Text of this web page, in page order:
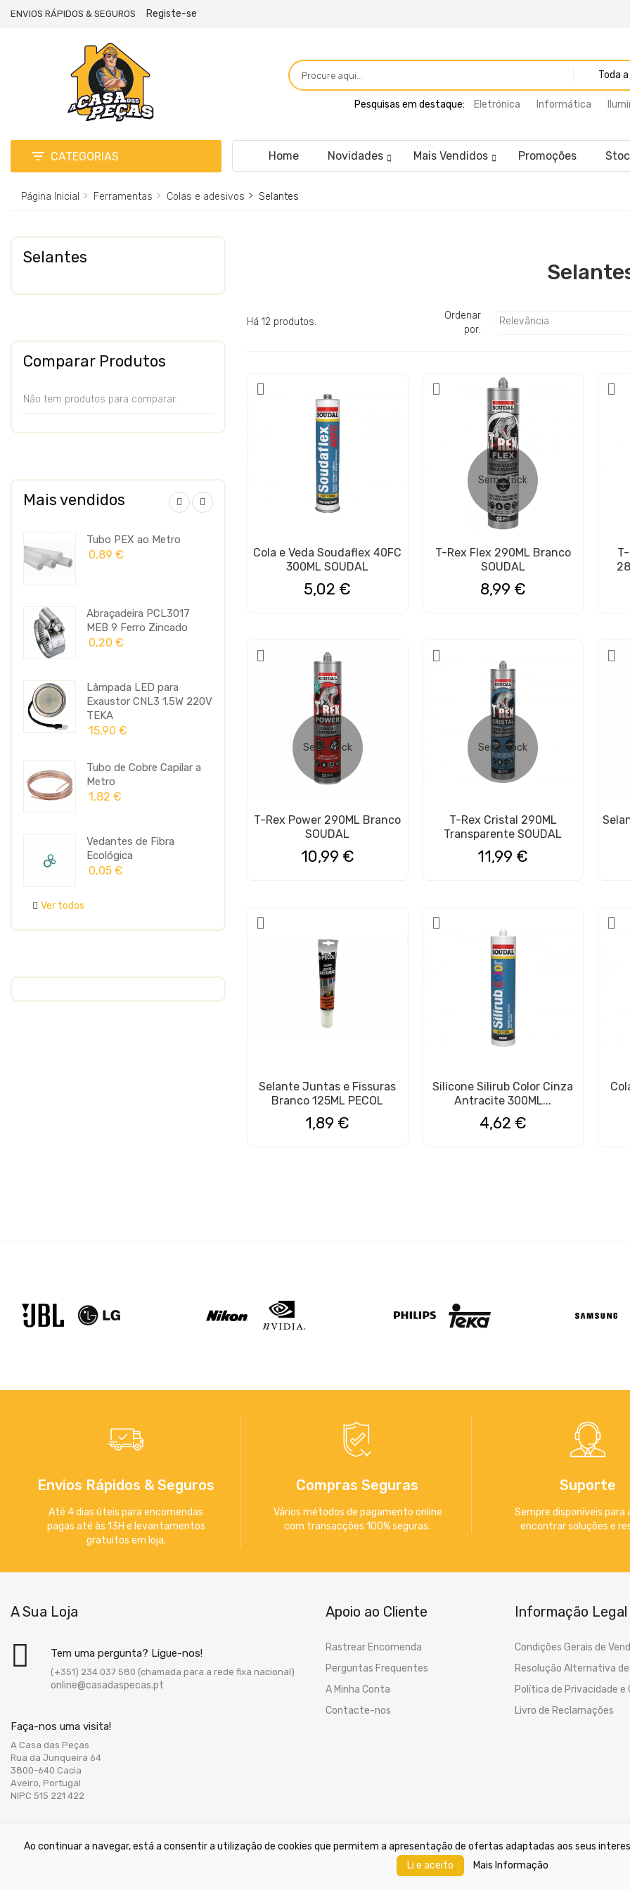
Ao continuar a navegar, está a consentir a utilização de cookies que permitem a apresentação de ofertas adaptadas aos seus
Li e aceito
Mais Informação
ENVIOS RÁPIDOS & SEGUROS Registe-se
Toda
Pesquisas em destaque: Eletrónica Informática
 CATEGORIAS Home Novidades Mais Vendidos Promoções
Página Inicial Ferramentas Colas e adesivos Selantes
Selantes
Comparar Produtos
Não tem produtos para comparar.
Mais vendidos
Tubo PEX ao Metro
0,89 €
Abraçadeira PCL3017
MEB 9 Ferro Zincado
0,20 €
Lâmpada LED para
Exaustor CNL3 1.5W 220V
TEKA
15,90 €
Tubo de Cobre Capilar a
Metro
1,82 €
Vedantes de Fibra
Ecológica
0,05 €
Longos 2.54MM
0,27 €
Gás Refrigerante R32
49,82 €
Abraçadeira de Nylon Fix-
Ring Simples PECOL
0,23 €
Cabo Elétrico Flexível FVV
4Gx1.5MM² Preto...
Termóstato Digital
XR02CX-5N0C1...
40,47 €
300ML SOUDAL
4,72 €
Abraçadeira PP-R Verde
0,15 €
Cabo Elétrico Flexível FVV
3Gx0.75MM²...
0,92 €
Batedor do Cesto da
Máquina Lavar Roupa...
Vareta de Solda de Latão
2MMx1000MM
1,28 €
Ver todos
Há 12 produtos.
Ordenar
por:
Relevância
Cola e Veda Soudaflex 40FC
300ML SOUDAL
5,02 €
Sem stock
T-Rex Flex 290ML Branco
SOUDAL
8,99 €
Sem stock
T-Rex Power 290ML Branco
SOUDAL
10,99 €
Sem stock
T-Rex Cristal 290ML
Transparente SOUDAL
11,99 €
Selante Juntas e Fissuras
Branco 125ML PECOL
1,89 €
Silicone Silirub Color Cinza
Antracite 300ML...
4,62 €
Envios Rápidos & Seguros
Até 4 dias úteis para encomendas
pagas até às 13H e levantamentos
gratuitos em loja.
Compras Seguras
Vários métodos de pagamento online
com transacções 100% seguras.
Suporte
Sempre disponíveis para
encontrar soluções e
A Sua Loja
Tem uma pergunta? Ligue-nos!
(+351) 234 037 580 (chamada para a rede fixa nacional)
online@casadaspecas.pt
Faça-nos uma visita!
A Casa das Peças
Rua da Junqueira 64
3800-640 Cacia
Aveiro, Portugal
NIPC 515 221 422
Apoio ao Cliente
Rastrear Encomenda
Perguntas Frequentes
A Minha Conta
Contacte-nos
Informação Legal
Condições Gerais de
Resolução Alternativa
Política de Privacidade e
Livro de Reclamações